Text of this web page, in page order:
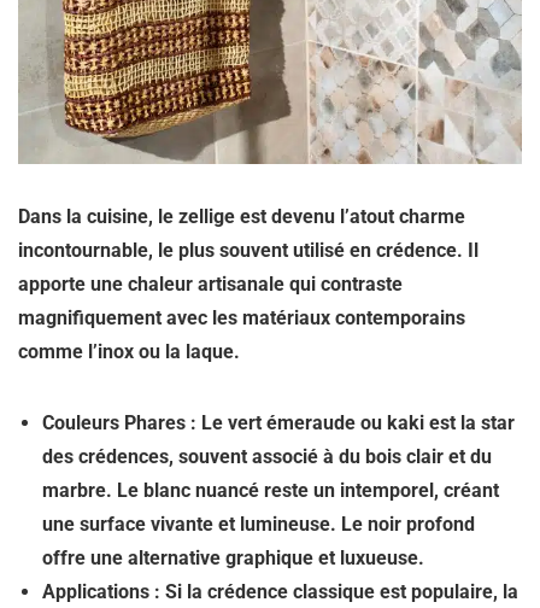
Dans la cuisine, le zellige est devenu l’atout charme
incontournable, le plus souvent utilisé en crédence. Il
apporte une chaleur artisanale qui contraste
magnifiquement avec les matériaux contemporains
comme l’inox ou la laque.
Couleurs Phares : Le vert émeraude ou kaki est la star
des crédences, souvent associé à du bois clair et du
marbre. Le blanc nuancé reste un intemporel, créant
une surface vivante et lumineuse. Le noir profond
offre une alternative graphique et luxueuse.
Applications : Si la crédence classique est populaire, la